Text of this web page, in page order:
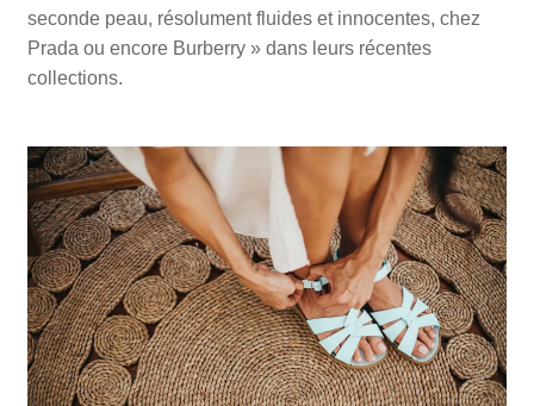
seconde peau, résolument fluides et innocentes, chez
Prada ou encore Burberry » dans leurs récentes
collections.